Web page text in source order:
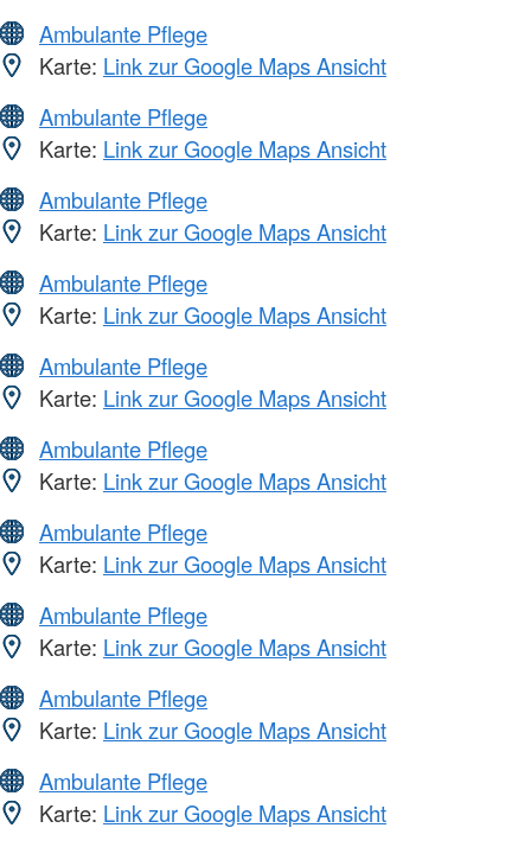
Ambulante Pflege
Karte: Link zur Google Maps Ansicht
Ambulante Pflege
Karte: Link zur Google Maps Ansicht
Ambulante Pflege
Karte: Link zur Google Maps Ansicht
Ambulante Pflege
Karte: Link zur Google Maps Ansicht
Ambulante Pflege
Karte: Link zur Google Maps Ansicht
Ambulante Pflege
Karte: Link zur Google Maps Ansicht
Ambulante Pflege
Karte: Link zur Google Maps Ansicht
Ambulante Pflege
Karte: Link zur Google Maps Ansicht
Ambulante Pflege
Karte: Link zur Google Maps Ansicht
Ambulante Pflege
Karte: Link zur Google Maps Ansicht